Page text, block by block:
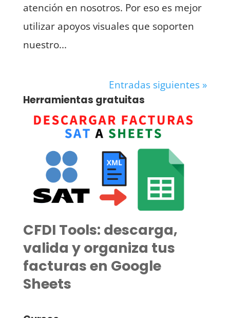
atención en nosotros. Por eso es mejor
utilizar apoyos visuales que soporten
nuestro...
Entradas siguientes »
Herramientas gratuitas
CFDI Tools: descarga,
valida y organiza tus
facturas en Google
Sheets